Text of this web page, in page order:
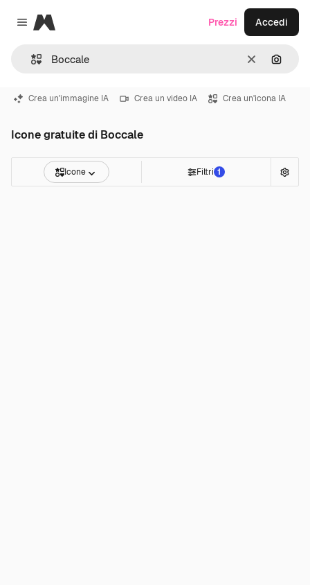
Close menu
Magnific
CancellaCerca
Prezzi Accedi
Crea un'immagine IA Crea un video IA Crea un'icona IA
Icone gratuite di Boccale
Icone Filtri 1